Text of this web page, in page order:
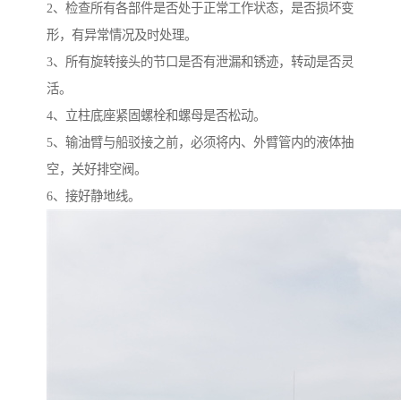
2、检查所有各部件是否处于正常工作状态，是否损坏变
形，有异常情况及时处理。
3、所有旋转接头的节口是否有泄漏和锈迹，转动是否灵
活。
4、立柱底座紧固螺栓和螺母是否松动。
5、输油臂与船驳接之前，必须将内、外臂管内的液体抽
空，关好排空阀。
6、接好静地线。